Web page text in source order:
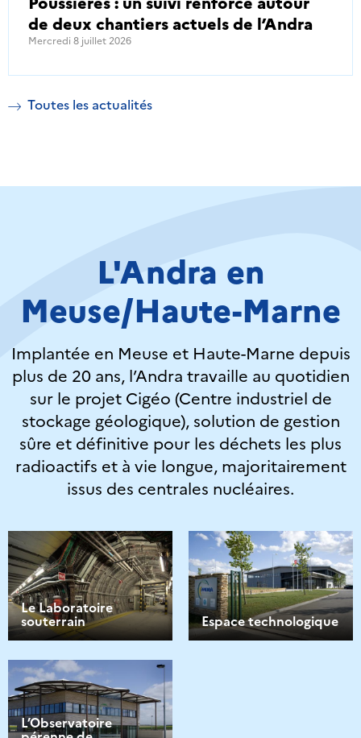
de deux chantiers actuels de l’Andra
Mercredi 8 juillet 2026
Toutes les actualités
L'Andra en
Meuse/Haute-Marne
Implantée en Meuse et Haute-Marne depuis
plus de 20 ans, l’Andra travaille au quotidien
sur le projet Cigéo (Centre industriel de
stockage géologique), solution de gestion
sûre et définitive pour les déchets les plus
radioactifs et à vie longue, majoritairement
issus des centrales nucléaires.
Le Laboratoire
souterrain Espace technologique
L’Observatoire